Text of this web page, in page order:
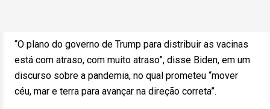
“O plano do governo de Trump para distribuir as vacinas
está com atraso, com muito atraso”, disse Biden, em um
discurso sobre a pandemia, no qual prometeu “mover
céu, mar e terra para avançar na direção correta”.